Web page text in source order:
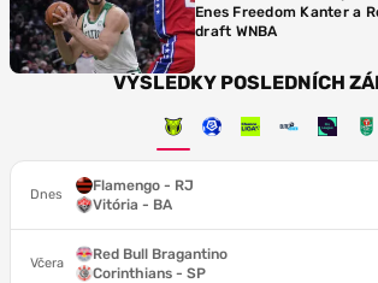
Enes Freedom Kanter a
draft WNBA
VÝSLEDKY POSLEDNÍCH
Dnes
Flamengo - RJ
Vitória - BA
Včera
Red Bull Bragantino
Corinthians - SP